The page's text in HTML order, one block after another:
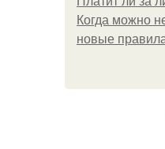
Когда можно
новые